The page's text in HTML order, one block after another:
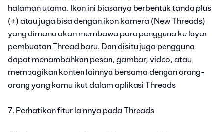
halaman utama. Ikon ini biasanya berbentuk tanda plus
(+) atau juga bisa dengan ikon kamera (New Threads)
yang dimana akan membawa para pengguna ke layar
pembuatan Thread baru. Dan disitu juga pengguna
dapat menambahkan pesan, gambar, video, atau
membagikan konten lainnya bersama dengan orang-
orang yang kamu ikut dalam aplikasi Threads
7. Perhatikan fitur lainnya pada Threads